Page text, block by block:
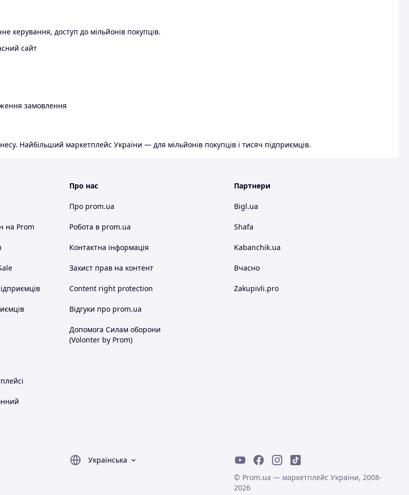
керування, доступ до мільйонів покупців.
сайт
замовлення
Найбільший маркетплейс України — для мільйонів покупців і тисяч підприємців.
на Prom
Про нас
Про prom.ua
Робота в prom.ua
Контактна інформація
Захист прав на контент
Content right protection
Відгуки про prom.ua
Допомога Силам оборони
(Volonter by Prom)
Партнери
Bigl.ua
Shafa
Kabanchik.ua
Вчасно
Zakupivli.pro
Українська
© Prom.ua — маркетплейс України, 2008-
2026